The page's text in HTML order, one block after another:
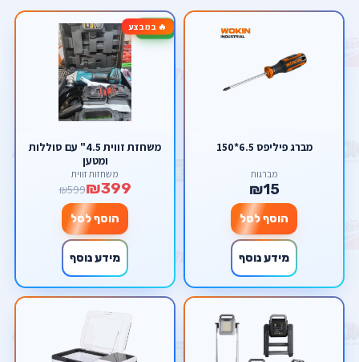
מברג פיליפס 6.5*150
מברגות
₪15
הוסף לסל
מידע נוסף
🔥 במבצע-33%
משחזת זווית 4.5" עם סוללות
ומטען
משחזות זווית
₪399
₪599
הוסף לסל
מידע נוסף